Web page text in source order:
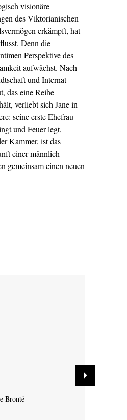
visionäre
des Viktorianischen
erkämpft, hat
Denn die
Perspektive des
aufwächst. Nach
und Internat
das eine Reihe
verliebt sich Jane in
seine erste Ehefrau
und Feuer legt,
Kammer, ist das
einer männlich
gemeinsam einen neuen
Brontë